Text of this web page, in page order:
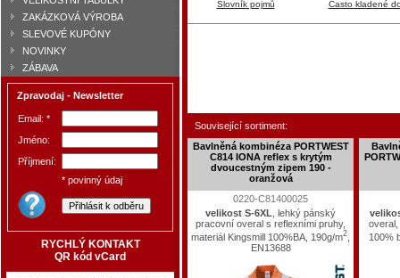
ZAKÁZKOVÁ VÝROBA
SLEVOVÉ KUPÓNY
NOVINKY
ZÁBAVA
Zpravodaj - Newsletter
Email: *
Jméno:
Příjmení:
* povinný údaj
RYCHLÝ KONTAKT
QR kód vCard
Slovník pojmů Často kladené
Související sortiment:
Bavlněná kombinéza PORTWEST
C814 IONA reflex s krytým
dvoucestným zipem 190 -
oranžová
0220-C81400025
velikost S-6XL , lehký pánský
pracovní overal s reflexními pruhy,
materiál Kingsmill 100%BA, 190g/m2
EN13688
overal,
100%